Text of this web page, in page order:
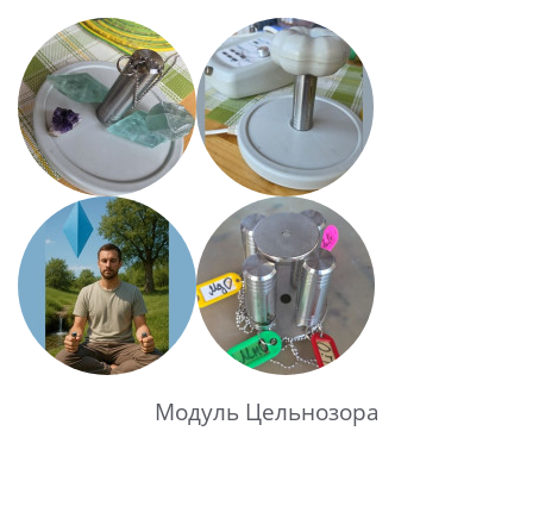
Модуль Цельнозора